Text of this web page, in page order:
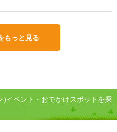
もっと見る
イベント・おでかけスポットを探